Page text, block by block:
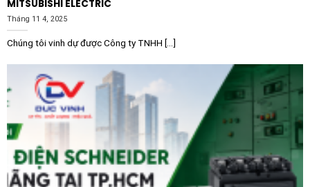
Máy móc công nghiệp:
cụ, máy đóng gói và các thiết bị tự động hóa đơn
Tại sao nên chọn mua thiết bị điện
Schneider chính hãng?
Trên thị trường hiện nay có nhiều loại thiết bị đóng cắt,
tuy nhiên việc sử dụng
Contactor Schneider
LC1E1210B7 12A 1NO 24VACchính hãng là cách tốt
nhất để bảo vệ tài sản và tính mạng con người. Sản
MITSUBISHI ELECTRIC
Tháng 11 4, 2025
Chúng tôi vinh dự được Công ty TNHH [...]